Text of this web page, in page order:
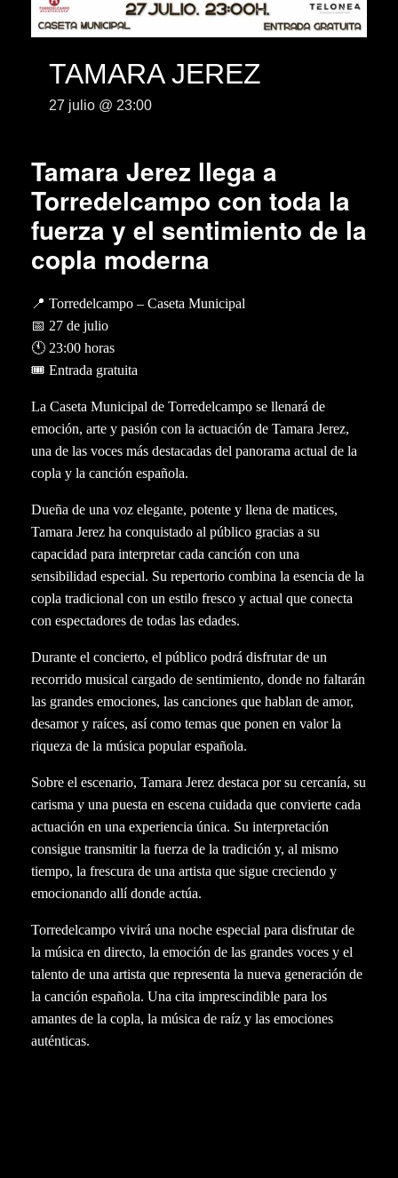
TAMARA JEREZ
27 julio @ 23:00
Tamara Jerez llega a
Torredelcampo con toda la
fuerza y el sentimiento de la
copla moderna
📍 Torredelcampo – Caseta Municipal
📅 27 de julio
🕚 23:00 horas
🎟️ Entrada gratuita
La Caseta Municipal de Torredelcampo se llenará de
emoción, arte y pasión con la actuación de Tamara Jerez,
una de las voces más destacadas del panorama actual de la
copla y la canción española.
Dueña de una voz elegante, potente y llena de matices,
Tamara Jerez ha conquistado al público gracias a su
capacidad para interpretar cada canción con una
sensibilidad especial. Su repertorio combina la esencia de la
copla tradicional con un estilo fresco y actual que conecta
con espectadores de todas las edades.
Durante el concierto, el público podrá disfrutar de un
recorrido musical cargado de sentimiento, donde no faltarán
las grandes emociones, las canciones que hablan de amor,
desamor y raíces, así como temas que ponen en valor la
riqueza de la música popular española.
Sobre el escenario, Tamara Jerez destaca por su cercanía, su
carisma y una puesta en escena cuidada que convierte cada
actuación en una experiencia única. Su interpretación
consigue transmitir la fuerza de la tradición y, al mismo
tiempo, la frescura de una artista que sigue creciendo y
emocionando allí donde actúa.
Torredelcampo vivirá una noche especial para disfrutar de
la música en directo, la emoción de las grandes voces y el
talento de una artista que representa la nueva generación de
la canción española. Una cita imprescindible para los
amantes de la copla, la música de raíz y las emociones
auténticas.